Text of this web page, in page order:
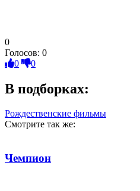
0
Голосов: 0
0
0
В подборках:
Рождественские фильмы
Смотрите так же:
Чемпион